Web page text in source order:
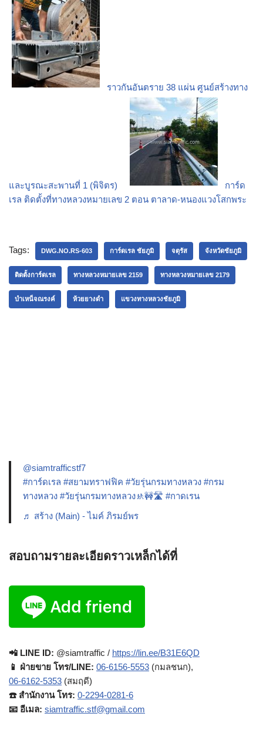
ราวกันอันตราย 38 แผ่น ศูนย์สร้างทาง
และบูรณะสะพานที่ 1 (พิจิตร)
การ์ด
เรล ติดตั้งที่ทางหลวงหมายเลข 2 ตอน ตาลาด-หนองแวงโสกพระ
Tags: DWG.NO.RS-603 การ์ดเรล ชัยภูมิ จตุรัส จังหวัดชัยภูมิ
ติดตั้งการ์ดเรล ทางหลวงหมายเลข 2159 ทางหลวงหมายเลข 2179
บำเหน็จณรงค์ ห้วยยางดำ แขวงทางหลวงชัยภูมิ
@siamtrafficstf7
#การ์ดเรล #สยามทราฟฟิค #วัยรุ่นกรมทางหลวง #กรม
ทางหลวง #วัยรุ่นกรมทางหลวง🚸🚧🛣️ #กาดเรน
♬ สร้าง (Main) - ไมค์ ภิรมย์พร
สอบถามรายละเอียดราวเหล็กได้ที่
📲 LINE ID: @siamtraffic / https://lin.ee/B31E6QD
📱 ฝ่ายขาย โทร/LINE: 06-6156-5553 (กมลชนก),
06-6162-5353 (สมฤดี)
☎️ สำนักงาน โทร: 0-2294-0281-6
📧 อีเมล: siamtraffic.stf@gmail.com